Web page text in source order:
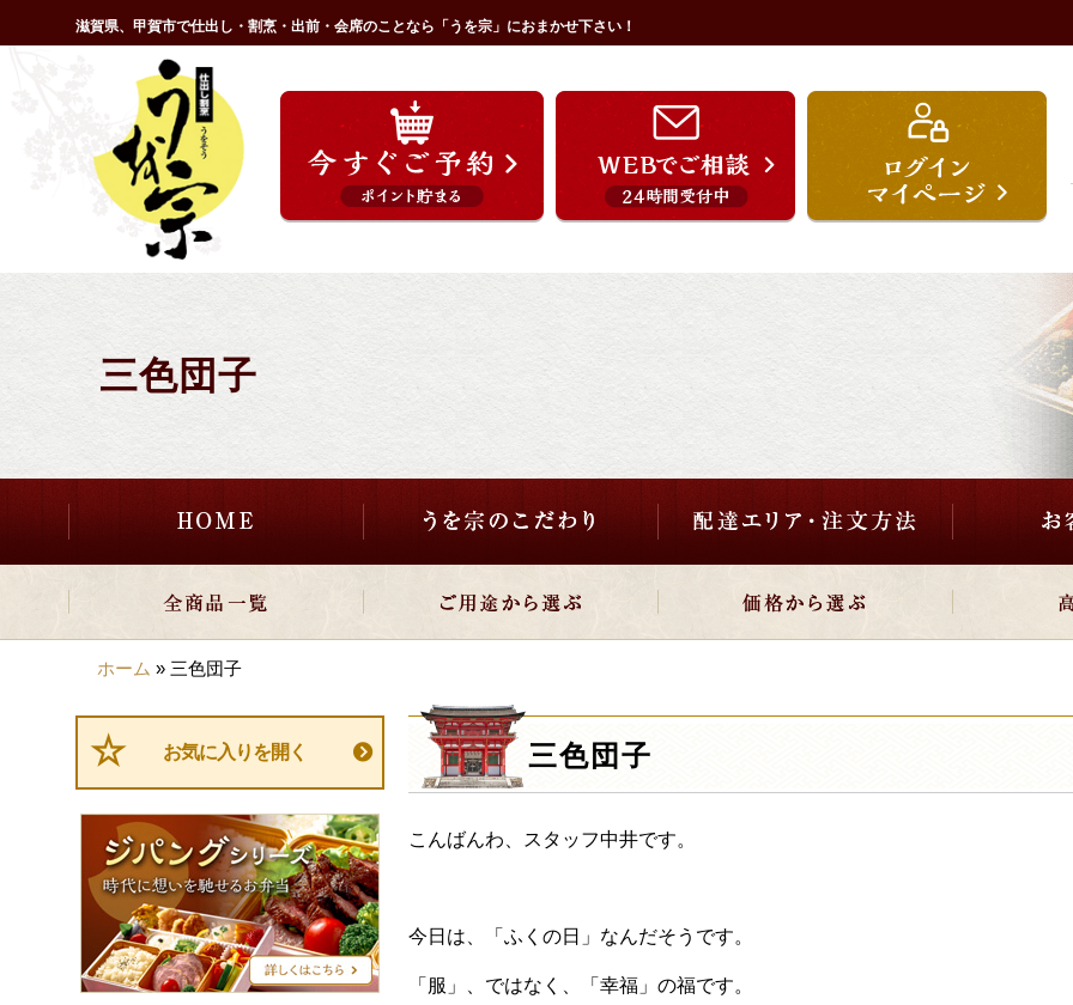
ン
滋賀県、甲賀市で仕出し・割烹・出前・会席のことなら「うを宗」におまかせ下さい！
三色団子
HOME うを宗のこだわり 配達エリア・注文方法
ご用途から選ぶ 価格から選ぶ
ホーム » 三色団子
三色団子
こんばんわ、スタッフ中井です。
今日は、「ふくの日」なんだそうです。
「服」、ではなく、「幸福」の福です。
お気に入りを開く
ジ
ン
グ
ー
ズ